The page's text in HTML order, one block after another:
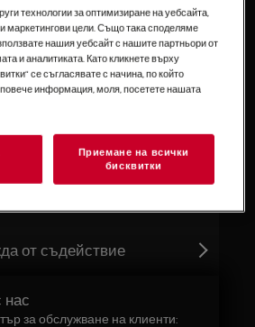
technician
резервни части
и промоции
за дома
от съдействие
нас
за обслужване на клиенти:
технологии за оптимизиране на уебсайта,
маркетингови цели. Също така споделяме
нашия уебсайт с нашите партньори от
и аналитиката. Като кликнете върху
се съгласявате с начина, по който
информация, моля, посетете нашата
Приемане на всички
бисквитки